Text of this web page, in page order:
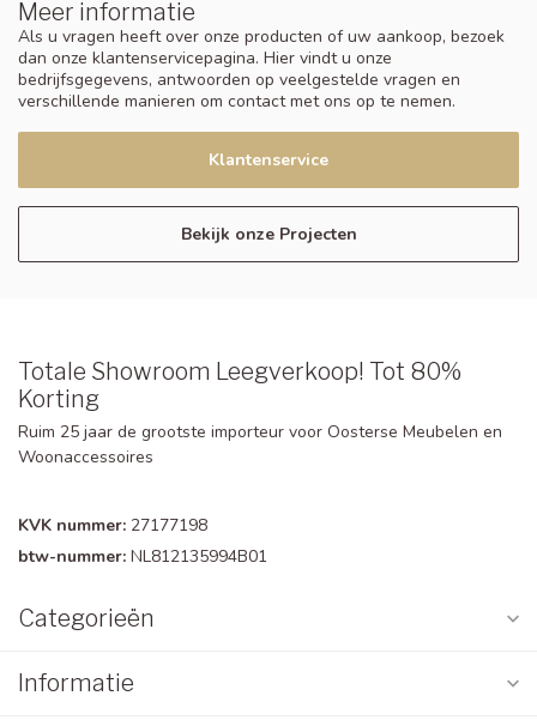
Meer informatie
Als u vragen heeft over onze producten of uw aankoop, bezoek
dan onze klantenservicepagina. Hier vindt u onze
bedrijfsgegevens, antwoorden op veelgestelde vragen en
verschillende manieren om contact met ons op te nemen.
Klantenservice
Bekijk onze Projecten
Totale Showroom Leegverkoop! Tot 80%
Korting
Ruim 25 jaar de grootste importeur voor Oosterse Meubelen en
Woonaccessoires
KVK nummer: 27177198
btw-nummer: NL812135994B01
Categorieën
Informatie